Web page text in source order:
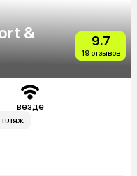
&
9.7
19 отзывов
везде
пляж